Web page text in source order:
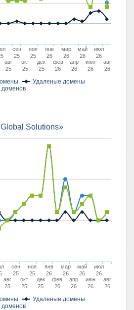
Удаленые домены
доменов
авг
25
сен
25
окт
25
ноя
25
дек
25
янв
26
фев
26
мар
26
апр
26
май
26
июн
26
июл
26
авг
26
Solutions»
Удаленые домены
доменов
авг
25
сен
25
окт
25
ноя
25
дек
25
янв
26
фев
26
мар
26
апр
26
май
26
июн
26
июл
26
авг
26